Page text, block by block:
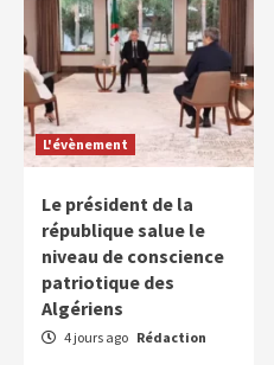
L'évènement
Le président de la
république salue le
niveau de conscience
patriotique des
Algériens
4 jours ago Rédaction